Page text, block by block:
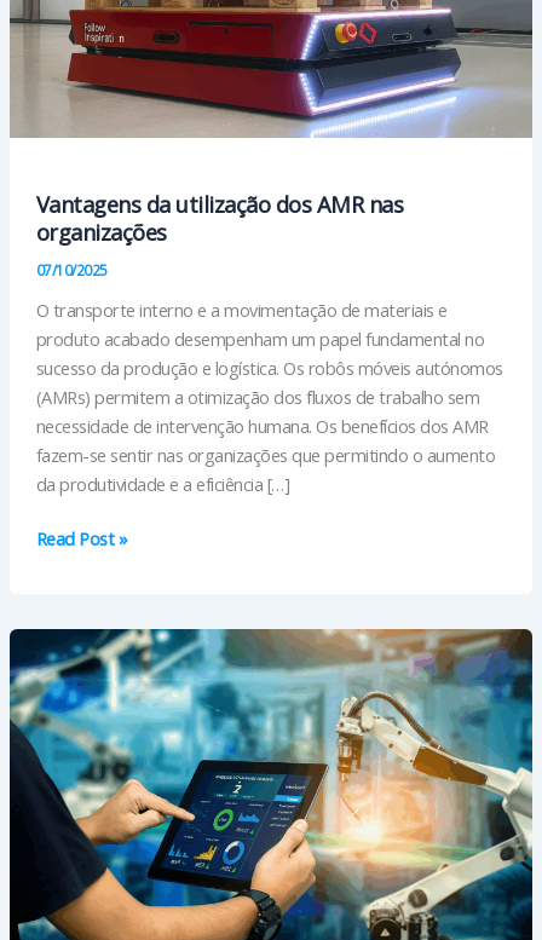
Vantagens da utilização dos AMR nas
organizações
07/10/2025
O transporte interno e a movimentação de materiais e
produto acabado desempenham um papel fundamental no
sucesso da produção e logística. Os robôs móveis autónomos
(AMRs) permitem a otimização dos fluxos de trabalho sem
necessidade de intervenção humana. Os benefícios dos AMR
fazem-se sentir nas organizações que permitindo o aumento
da produtividade e a eficiência […]
Vantagens
dos
AMR
nas
organizações
Read Post »